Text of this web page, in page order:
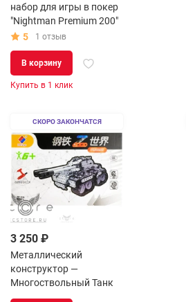
набор для игры в покер
"Nightman Premium 200"
5
1 отзыв
В корзину
Купить в 1 клик
СКОРО ЗАКОНЧАТСЯ
3 250 ₽
Металлический
конструктор —
Многоствольный Танк